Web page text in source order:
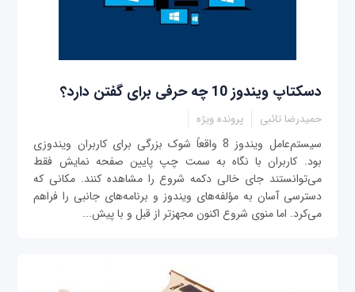
دسکتاپ ویندوز 10 چه حرفی برای گفتن دارد؟
حمیدرضا تائبی پرونده ویژه
سیستم‌عامل ویندوز 8 واقعاً شوک بزرگی برای کاربران ویندوزی
بود. کاربران با نگاه به سمت چپ پایین صفحه ‌نمایش فقط
می‌توانستند جای خالی دکمه شروع را مشاهده کنند. مکانی‌ که
دسترسی آسان به مؤلفه‌های ویندوز و برنامه‌های جانبی را فراهم
می‌کرد. اما منوی شروع اکنون مجهزتر از قبل و با پیش‌...